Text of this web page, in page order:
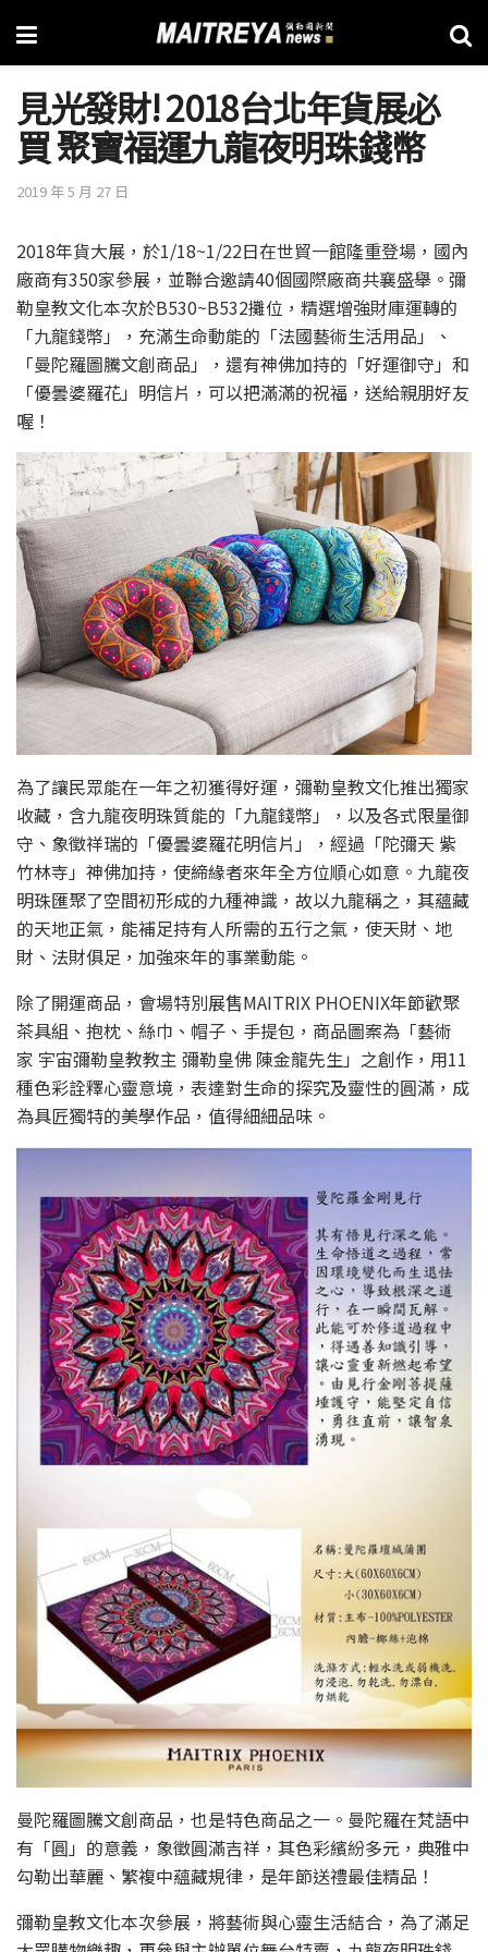
見光發財! 2018台北年貨展必
買 聚寶福運九龍夜明珠錢幣
2019 年 5 月 27 日
2018年貨大展，於1/18~1/22日在世貿一館隆重登場，國內
廠商有350家參展，並聯合邀請40個國際廠商共襄盛舉。彌
勒皇教文化本次於B530~B532攤位，精選增強財庫運轉的
「九龍錢幣」，充滿生命動能的「法國藝術生活用品」、
「曼陀羅圖騰文創商品」，還有神佛加持的「好運御守」和
「優曇婆羅花」明信片，可以把滿滿的祝福，送給親朋好友
喔！
為了讓民眾能在一年之初獲得好運，彌勒皇教文化推出獨家
收藏，含九龍夜明珠質能的「九龍錢幣」，以及各式限量御
守、象徵祥瑞的「優曇婆羅花明信片」，經過「陀彌天 紫
竹林寺」神佛加持，使締緣者來年全方位順心如意。九龍夜
明珠匯聚了空間初形成的九種神識，故以九龍稱之，其蘊藏
的天地正氣，能補足持有人所需的五行之氣，使天財、地
財、法財俱足，加強來年的事業動能。
除了開運商品，會場特別展售MAITRIX PHOENIX年節歡聚
茶具組、抱枕、絲巾、帽子、手提包，商品圖案為「藝術
家 宇宙彌勒皇教教主 彌勒皇佛 陳金龍先生」之創作，用11
種色彩詮釋心靈意境，表達對生命的探究及靈性的圓滿，成
為具匠獨特的美學作品，值得細細品味。
曼陀羅圖騰文創商品，也是特色商品之一。曼陀羅在梵語中
有「圓」的意義，象徵圓滿吉祥，其色彩繽紛多元，典雅中
勾勒出華麗、繁複中蘊藏規律，是年節送禮最佳精品！
彌勒皇教文化本次參展，將藝術與心靈生活結合，為了滿足